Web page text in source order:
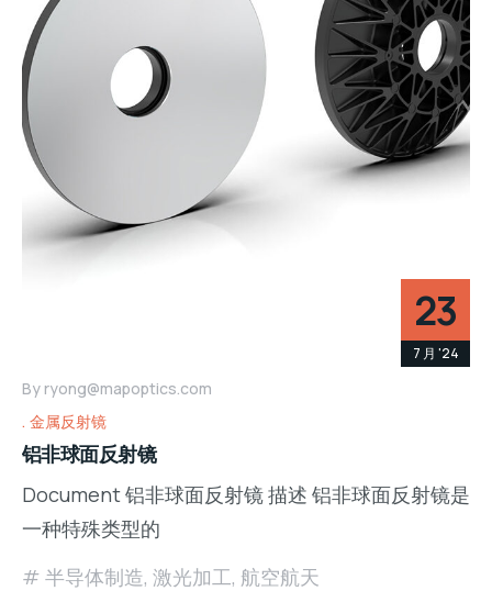
23
7 月 '24
By ryong@mapoptics.com
金属反射镜
铝非球面反射镜
Document 铝非球面反射镜 描述 铝非球面反射镜是
一种特殊类型的
半导体制造, 激光加工, 航空航天